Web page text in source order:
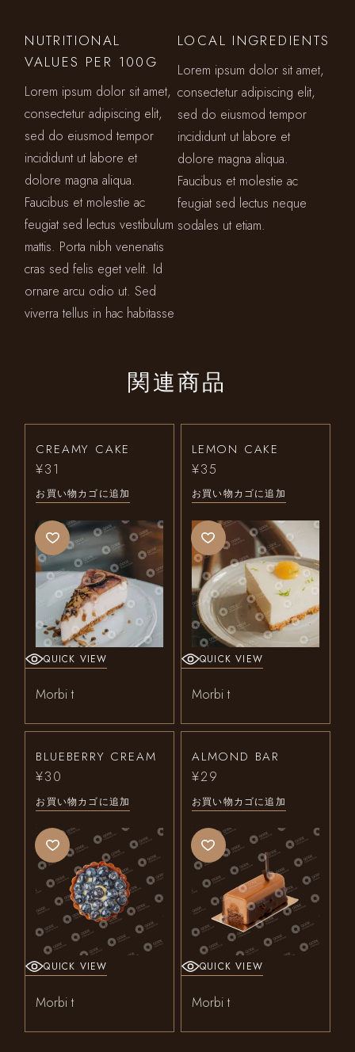
NUTRITIONAL
VALUES PER 100G
Lorem ipsum dolor sit amet,
consectetur adipiscing elit,
sed do eiusmod tempor
incididunt ut labore et
dolore magna aliqua.
Faucibus et molestie ac
feugiat sed lectus vestibulum
mattis. Porta nibh venenatis
cras sed felis eget velit. Id
ornare arcu odio ut. Sed
viverra tellus in hac habitasse
LOCAL INGREDIENTS
Lorem ipsum dolor sit amet,
consectetur adipiscing elit,
sed do eiusmod tempor
incididunt ut labore et
dolore magna aliqua.
Faucibus et molestie ac
feugiat sed lectus neque
sodales ut etiam.
関連商品
CREAMY CAKE
¥31
お買い物カゴに追加
QUICK VIEW
Morbi t
LEMON CAKE
¥35
お買い物カゴに追加
QUICK VIEW
Morbi t
BLUEBERRY CREAM
¥30
お買い物カゴに追加
QUICK VIEW
Morbi t
ALMOND BAR
¥29
お買い物カゴに追加
QUICK VIEW
Morbi t